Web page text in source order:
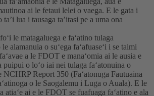
ai le fetaui lelei o vaega. E le gata i
lua i tausaga ta’itasi pe a uma ona
le matagaluega e faʻatino tulaga
alamanuia o suʻega faʻafuaseʻi i se taimi
a le FDOT e manaʻomia ai le ausia e
puipui o loʻo iai nei tulaga faʻatonuina o
NCHRP Report 350 (Faʻatonuga Fautuaina
o le Saogalemu i Luga o Auala). E le
atiaʻe ai e le FDOT se fuafuaga faʻatino e ala